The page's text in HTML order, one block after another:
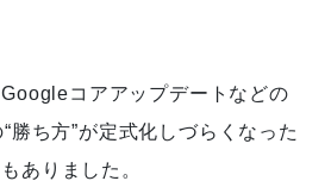
コアアップデートなどの
勝ち方”が定式化しづらくなった
ありました。